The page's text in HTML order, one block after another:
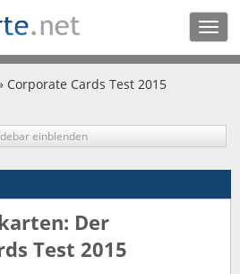
Corporate Cards Test 2015
einblenden
Der
Test 2015